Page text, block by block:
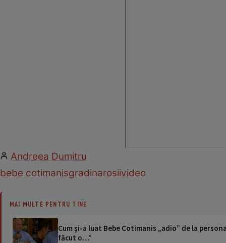
Andreea Dumitru
bebe cotimanisgradinarosiivideo
MAI MULTE PENTRU TINE
Cum și-a luat Bebe Cotimanis „adio” de la
făcut o…”